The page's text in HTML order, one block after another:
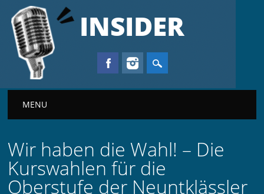
INSIDER
Main menu
MENU
Wir haben die Wahl! – Die
Kurswahlen für die
Oberstufe der Neuntklässler